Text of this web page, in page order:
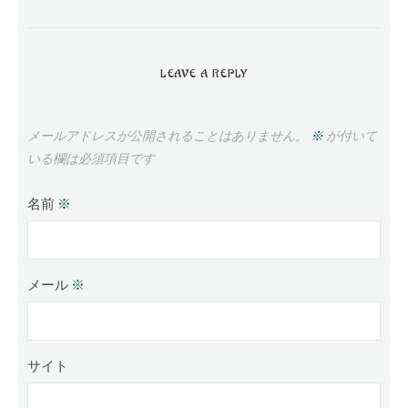
LEAVE A REPLY
メールアドレスが公開されることはありません。 ※が付いて
いる欄は必須項目です
名前 ※
メール ※
サイト